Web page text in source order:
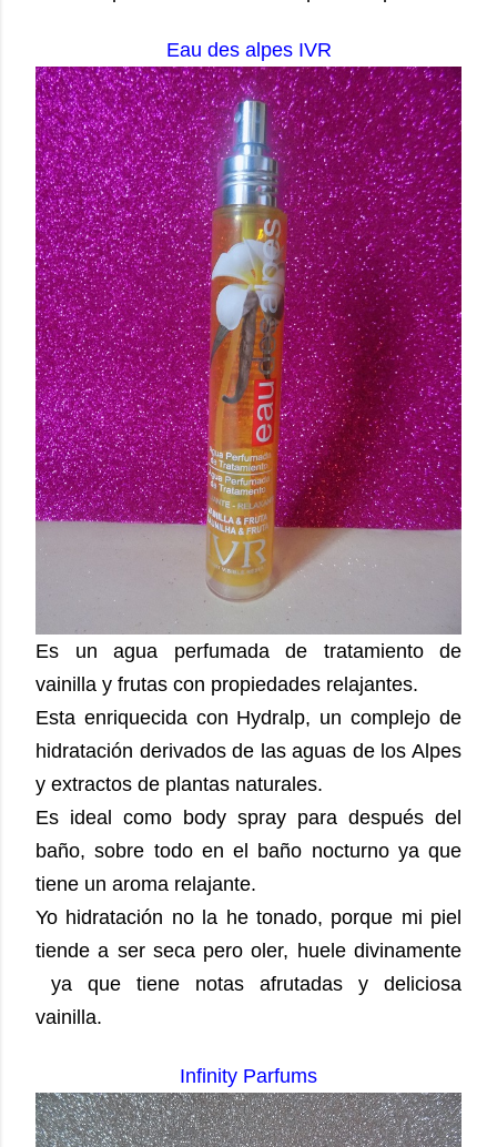
Eau des alpes IVR
Es un agua perfumada de tratamiento de
vainilla y frutas con propiedades relajantes.
Esta enriquecida con Hydralp, un complejo de
hidratación derivados de las aguas de los Alpes
y extractos de plantas naturales.
Es ideal como body spray para después del
baño, sobre todo en el baño nocturno ya que
tiene un aroma relajante.
Yo hidratación no la he tonado, porque mi piel
tiende a ser seca pero oler, huele divinamente
ya que tiene notas afrutadas y deliciosa
vainilla.
Infinity Parfums